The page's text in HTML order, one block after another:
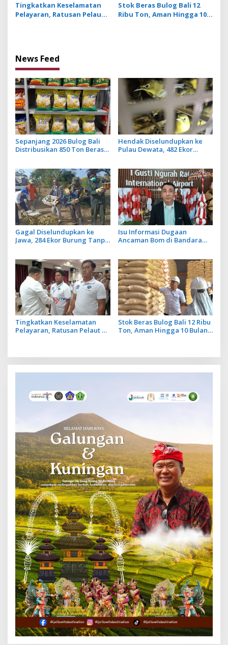
Tingkatkan Keselamatan
Pelayaran, Ratusan Pelaut
Stok Beras Bulog Bali 12
Ribu Ton, Aman Hingga 10
News Feed
Sepanjang 2026 Bulog Bali
Distribusikan 850 Ton Beras
Hendak Diselundupkan ke
Pulau Dewata, 482 Ekor
Gagal Diselundupkan ke
Jawa, 284 Ekor Burung Tanpa
Isu Informasi Dugaan
Ancaman Bom di Bandara
Lancar
Tingkatkan Keselamatan
Pelayaran, Ratusan Pelaut di
Stok Beras Bulog Bali 12 Ribu
Ton, Aman Hingga 10 Bulan